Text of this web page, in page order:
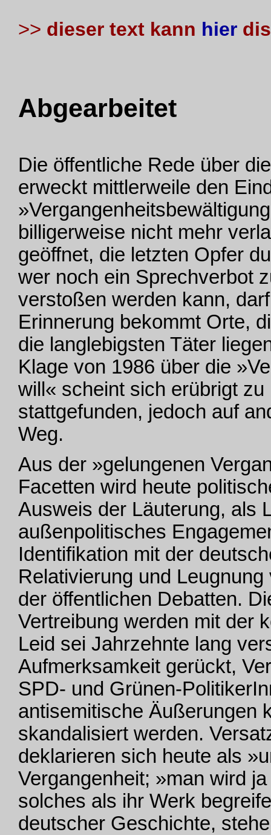
>> dieser text kann hier
Abgearbeitet
Die öffentliche Rede über
erweckt mittlerweile den
billigerweise nicht mehr
geöffnet, die letzten Opfer
wer noch ein Sprechverbot
verstoßen werden kann,
Erinnerung bekommt Orte,
die langlebigsten Täter
Klage von 1986 über die
will« scheint sich erübrigt
stattgefunden, jedoch auf
Weg.
Aus der »gelungenen
Facetten wird heute
Ausweis der Läuterung, als
außenpolitisches
Identifikation mit der
Relativierung und
der öffentlichen Debatten.
Vertreibung werden mit der
Leid sei Jahrzehnte lang
Aufmerksamkeit gerückt,
SPD- und Grünen-
antisemitische Äußerungen
skandalisiert werden.
deklarieren sich heute als
Vergangenheit; »man wird
solches als ihr Werk
deutscher Geschichte,